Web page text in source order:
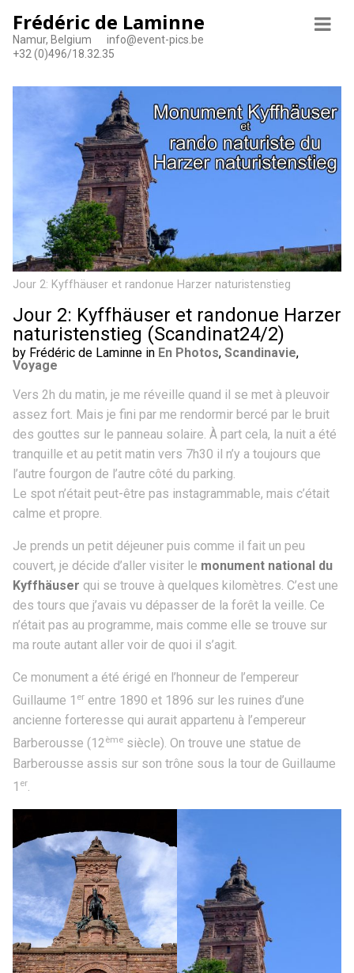
Frédéric de Laminne
Namur, Belgium
info@event-pics.be
+32 (0)496/18.32.35
Jour 2: Kyffhäuser et randonue Harzer naturistenstieg
Jour 2: Kyffhäuser et randonue Harzer
naturistenstieg (Scandinat24/2)
by Frédéric de Laminne in En Photos, Scandinavie,
Voyage
Vers 2h du matin, je me réveille quand il se met à pleuvoir
assez fort. Mais je fini par me rendormir bercé par le bruit
des gouttes sur le panneau solaire. À part cela, la nuit a été
tranquille et au petit matin vers 7h30 il n’y a toujours que
l’autre fourgon de l’autre côté du parking.
Le spot n’était peut-être pas instagrammable, mais c’était
calme et propre.
Je prends un petit déjeuner puis comme il fait un peu
couvert, je décide d’aller visiter le monument national du
Kyffhäuser qui se trouve à quelques kilomètres. C’est une
des tours que j’avais vu dépasser de la forêt la veille. Ce
n’était pas au programme, mais comme elle se trouve sur
ma route autant aller voir de quoi il s’agit.
Ce monument a été érigé en l’honneur de l’empereur
Guillaume 1 er entre 1890 et 1896 sur les ruines d’une
ancienne forteresse qui aurait appartenu à l’empereur
Barberousse (12ème siècle). On trouve une statue de
Barberousse assis sur son trône sous la tour de Guillaume
1 er.